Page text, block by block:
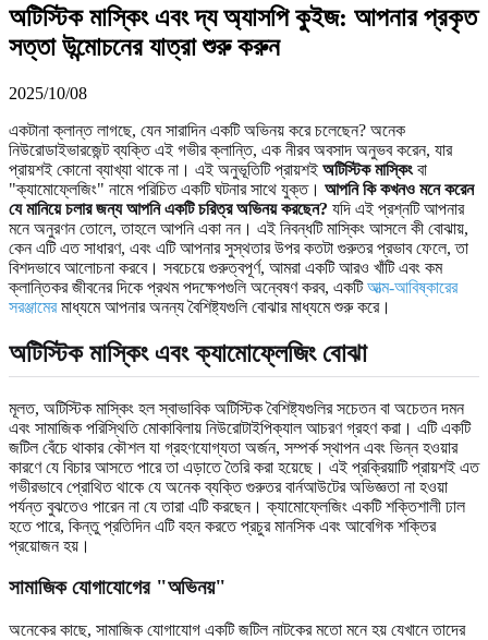
অটিস্টিক মাস্কিং এবং দ্য অ্যাসপি কুইজ: আপনার প্রকৃত
সত্তা উন্মোচনের যাত্রা শুরু করুন
2025/10/08
একটানা ক্লান্ত লাগছে, যেন সারাদিন একটি অভিনয় করে চলেছেন? অনেক
নিউরোডাইভারজেন্ট ব্যক্তি এই গভীর ক্লান্তি, এক নীরব অবসাদ অনুভব করেন, যার
প্রায়শই কোনো ব্যাখ্যা থাকে না। এই অনুভূতিটি প্রায়শই অটিস্টিক মাস্কিংবা
"ক্যামোফ্লেজিং" নামে পরিচিত একটি ঘটনার সাথে যুক্ত। আপনি কি কখনও মনে করেন
যে মানিয়ে চলার জন্য আপনি একটি চরিত্র অভিনয় করছেন? যদি এই প্রশ্নটি আপনার
মনে অনুরণন তোলে, তাহলে আপনি একা নন। এই নিবন্ধটি মাস্কিং আসলে কী বোঝায়,
কেন এটি এত সাধারণ, এবং এটি আপনার সুস্থতার উপর কতটা গুরুতর প্রভাব ফেলে, তা
বিশদভাবে আলোচনা করবে। সবচেয়ে গুরুত্বপূর্ণ, আমরা একটি আরও খাঁটি এবং কম
ক্লান্তিকর জীবনের দিকে প্রথম পদক্ষেপগুলি অন্বেষণ করব, একটিআত্ম-আবিষ্কারের
সরঞ্জামেরমাধ্যমে আপনার অনন্য বৈশিষ্ট্যগুলি বোঝার মাধ্যমে শুরু করে।
অটিস্টিক মাস্কিং এবং ক্যামোফ্লেজিং বোঝা
মূলত, অটিস্টিক মাস্কিং হল স্বাভাবিক অটিস্টিক বৈশিষ্ট্যগুলির সচেতন বা অচেতন দমন
এবং সামাজিক পরিস্থিতি মোকাবিলায় নিউরোটাইপিক্যাল আচরণ গ্রহণ করা। এটি একটি
জটিল বেঁচে থাকার কৌশল যা গ্রহণযোগ্যতা অর্জন, সম্পর্ক স্থাপন এবং ভিন্ন হওয়ার
কারণে যে বিচার আসতে পারে তা এড়াতে তৈরি করা হয়েছে। এই প্রক্রিয়াটি প্রায়শই এত
গভীরভাবে প্রোথিত থাকে যে অনেক ব্যক্তি গুরুতর বার্নআউটের অভিজ্ঞতা না হওয়া
পর্যন্ত বুঝতেও পারেন না যে তারা এটি করছেন। ক্যামোফ্লেজিং একটি শক্তিশালী ঢাল
হতে পারে, কিন্তু প্রতিদিন এটি বহন করতে প্রচুর মানসিক এবং আবেগিক শক্তির
প্রয়োজন হয়।
সামাজিক যোগাযোগের "অভিনয়"
অনেকের কাছে, সামাজিক যোগাযোগ একটি জটিল নাটকের মতো মনে হয় যেখানে তাদের